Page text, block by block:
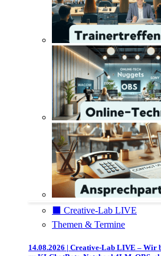
⬛️ Creative-Lab LIVE
Themen & Termine
14.08.2026 | Creative-Lab LIVE – Wir